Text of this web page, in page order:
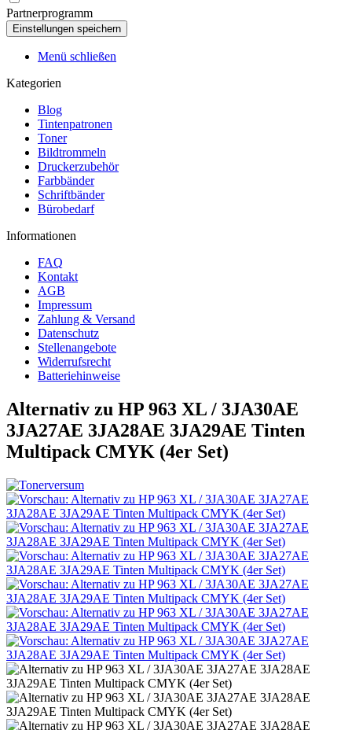
Partnerprogramm
Menü schließen
Kategorien
Blog
Tintenpatronen
Toner
Bildtrommeln
Druckerzubehör
Farbbänder
Schriftbänder
Bürobedarf
Informationen
FAQ
Kontakt
AGB
Impressum
Zahlung & Versand
Datenschutz
Stellenangebote
Widerrufsrecht
Batteriehinweise
Alternativ zu HP 963 XL / 3JA30AE
3JA27AE 3JA28AE 3JA29AE Tinten
Multipack CMYK (4er Set)